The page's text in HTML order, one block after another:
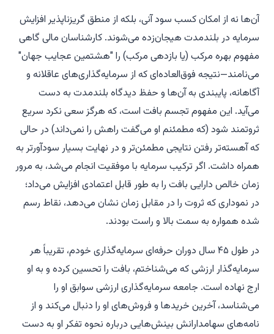
آن‌ها نه از امکان کسب سود آنی، بلکه از منطق گریزناپذیر افزایش
سرمایه در بلندمدت هیجان‌زده می‌شوند. کارشناسان مالی گاهی
مفهوم بهره مرکب (یا بازدهی مرکب) را "هشتمین عجایب جهان"
می‌نامند—نتیجه فوق‌العاده‌ای که از سرمایه‌گذاری‌های عاقلانه و
آگاهانه، پایبندی به آن‌ها و حفظ دیدگاه بلندمدت به دست
می‌آید. این مفهوم تجسم بافت است، که هرگز سعی نکرد سریع
ثروتمند شود (که مطمئنم او می‌گفت راهش را نمی‌داند) در حالی
که آهسته‌تر رفتن نتایجی مطمئن‌تر و در نهایت بسیار سودآورتر به
همراه داشت. اگر ترکیب سرمایه با موفقیت انجام می‌شد، به مرور
زمان خالص دارایی بافت را به طور قابل اعتمادی افزایش می‌داد؛
در نموداری که ثروت را در مقابل زمان نشان می‌دهد، نقاط رسم
شده همواره به سمت بالا و راست بودند.
در طول ۴۵ سال دوران حرفه‌ای سرمایه‌گذاری خودم، تقریباً هر
سرمایه‌گذار ارزشی که می‌شناختم، بافت را تحسین کرده و به او
ارج نهاده است. جامعه سرمایه‌گذاری ارزشی سوابق او را
می‌شناسد، آخرین خریدها و فروش‌های او را دنبال می‌کند و از
نامه‌های سهامدارانش بینش‌هایی درباره نحوه تفکر او به دست